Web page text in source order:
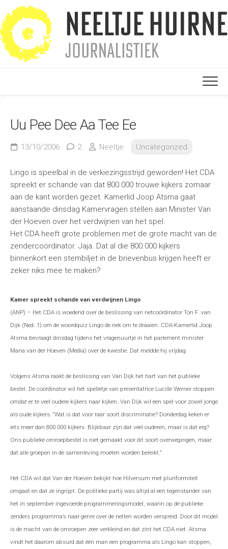
naar
de
inhoud
Uu Pee Dee Aa Tee Ee
13/10/2006 2 Neeltje Uncategorized
Lingo is speelbal in de verkiezingsstrijd geworden! Het CDA
spreekt er schande van dat 800.000 trouwe kijkers zomaar
aan de kant worden gezet. Kamerlid Joop Atsma gaat
aanstaande dinsdag Kamervragen stellen aan Minister Van
der Hoeven over het verdwijnen van het spel.
Het CDA heeft grote problemen met de grote macht van de
zendercoördinator. Jaja. Dat al die 800.000 kijkers
binnenkort een stembiljet in de brievenbus krijgen heeft er
zeker niks mee te maken?
Kamer spreekt schande van verdwijnen Lingo
(ANP) – Het CDA is woedend over de beslissing van netcoördinator Ton F. van
Dijk (Ned. 1) om de woordquiz Lingo de nek om te draaien. CDA-Kamerlid Joop
Atsma bevraagt dinsdag tijdens het vragenuurtje in het parlement minister
Maria van der Hoeven (Media) over de kwestie. Dat meldde hij vrijdag.
Volgens Atsma raakt de beslissing van Van Dijk het hart van het publieke
bestel. De coördinator wil het spelletje van presentatrice Lucille Werner stoppen
omdat er te veel oudere kijkers naar kijken. Van Dijk wil een spel voor zowel jonge
als oude kijkers. “Wat is dat voor raar soort discriminatie? Donderdag keken er
iets meer dan 800.000 kijkers. Blijkbaar zijn dat veel ouderen, maar is dat erg?
Ons publieke omroepbestel is niet gemaakt voor dit soort overwegingen, maar
dat alle groepen in de samenleving moeten worden bereikt.”
Het CDA wil dat Van der Hoeven bekijkt hoe Hilversum met pluriformiteit
omgaat en dat ze ingrijpt. De politieke partij was altijd al een tegenstander van
het in september ingevoerde programmeringsmodel, waarin op de publieke
zenders programma’s naar genre over de netten worden verspreid. Door dit model
is de macht van de omroepen zeer verkleind en dat zint het CDA niet. Atsma
vindt het daarom absurd dat één man een programma als Lingo kan stoppen,